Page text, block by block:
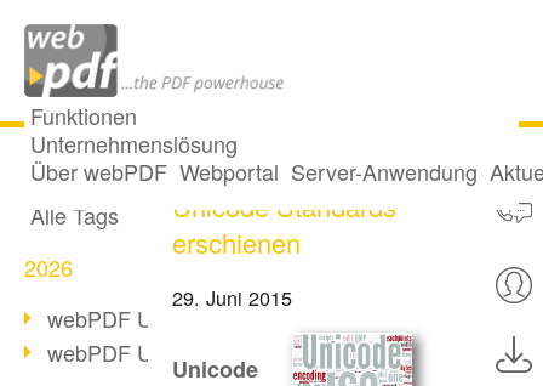
Funktionen
Unternehmenslösung
Über webPDF Webportal Server-Anwendung
Alle Beiträge
Alle Tags
2026
webPDF Update 10.0.5
webPDF Update 10.0.4
Version 8.0 des
Unicode Standards
erschienen
29. Juni 2015
Unicode